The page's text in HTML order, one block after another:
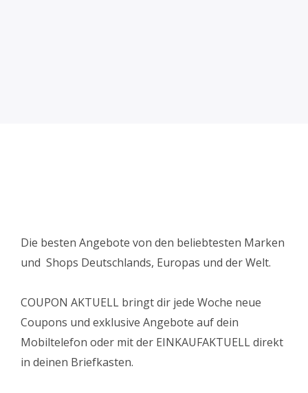
Die besten Angebote von den beliebtesten Marken
und Shops Deutschlands, Europas und der Welt.
COUPON AKTUELL bringt dir jede Woche neue
Coupons und exklusive Angebote auf dein
Mobiltelefon oder mit der EINKAUFAKTUELL direkt
in deinen Briefkasten.